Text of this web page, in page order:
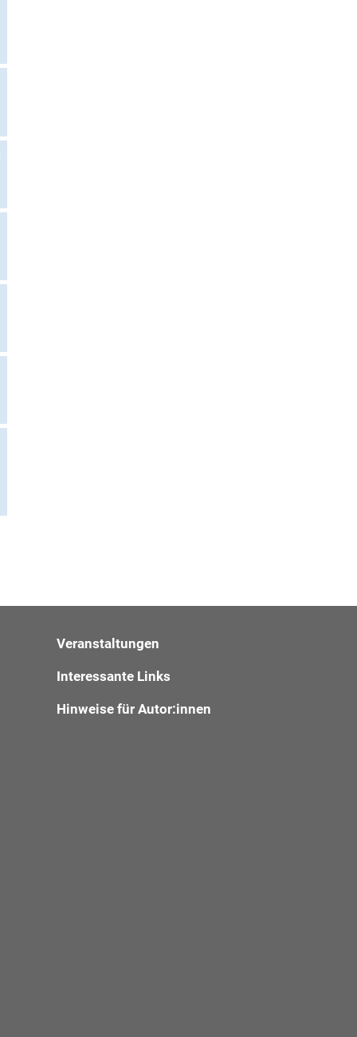
Veranstaltungen
Interessante Links
Hinweise für Autor:innen